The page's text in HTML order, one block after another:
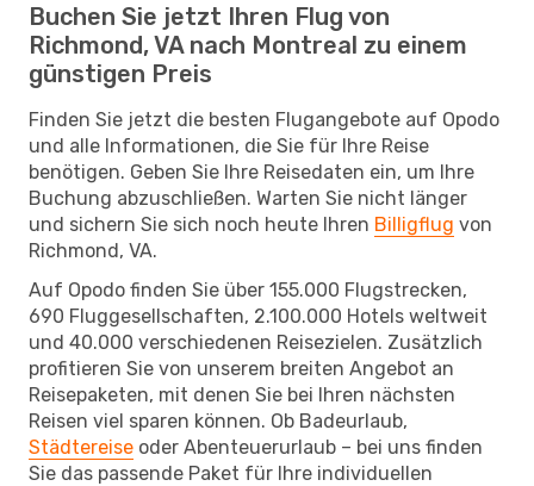
Buchen Sie jetzt Ihren Flug von
Richmond, VA nach Montreal zu einem
günstigen Preis
Finden Sie jetzt die besten Flugangebote auf Opodo
und alle Informationen, die Sie für Ihre Reise
benötigen. Geben Sie Ihre Reisedaten ein, um Ihre
Buchung abzuschließen. Warten Sie nicht länger
und sichern Sie sich noch heute Ihren Billigflug von
Richmond, VA.
Auf Opodo finden Sie über 155.000 Flugstrecken,
690 Fluggesellschaften, 2.100.000 Hotels weltweit
und 40.000 verschiedenen Reisezielen. Zusätzlich
profitieren Sie von unserem breiten Angebot an
Reisepaketen, mit denen Sie bei Ihren nächsten
Reisen viel sparen können. Ob Badeurlaub,
Städtereise oder Abenteuerurlaub – bei uns finden
Sie das passende Paket für Ihre individuellen